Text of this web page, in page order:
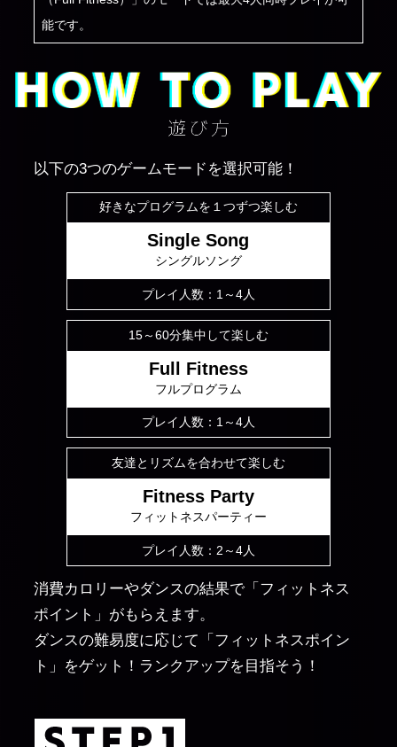
能です。
以下の3つのゲームモードを選択可能！
好きなプログラムを１つずつ楽しむ
Single Song
シングルソング
プレイ人数：1～4人
15～60分集中して楽しむ
Full Fitness
フルプログラム
プレイ人数：1～4人
友達とリズムを合わせて楽しむ
Fitness Party
フィットネスパーティー
プレイ人数：2～4人
消費カロリーやダンスの結果で「フィットネス
ポイント」がもらえます。
ダンスの難易度に応じて「フィットネスポイン
ト」をゲット！ランクアップを目指そう！